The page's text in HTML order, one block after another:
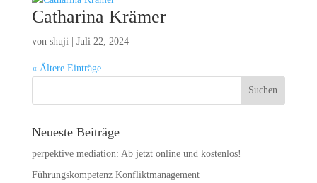
Catharina Krämer
von shuji| Juli 22, 2024
« Ältere Einträge
Neueste Beiträge
perpektive mediation: Ab jetzt online und kostenlos!
Führungskompetenz Konfliktmanagement